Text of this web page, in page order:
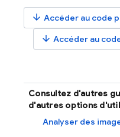
arrow_downward Accéder au code
arrow_downward Accéder au
Consultez d'autres
d'autres options
Analyser des